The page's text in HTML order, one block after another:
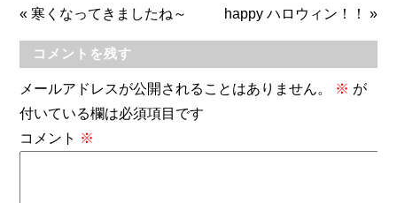
« 寒くなってきましたね～ happy ハロウィン！！ »
コメントを残す
メールアドレスが公開されることはありません。 ※ が
付いている欄は必須項目です
コメント ※